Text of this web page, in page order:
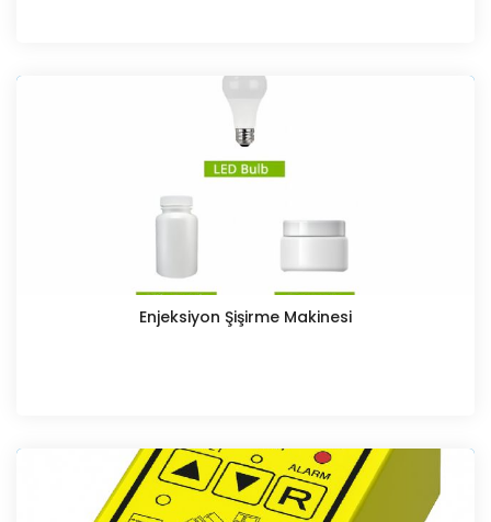
Enjeksiyon Şişirme Makinesi